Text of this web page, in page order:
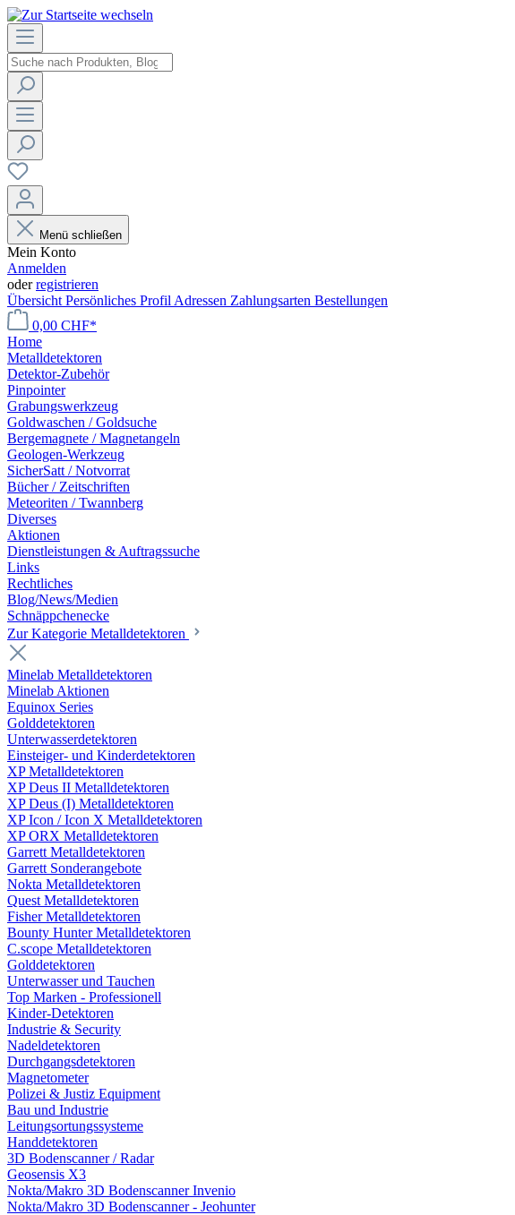
Menü schließen
Mein Konto
Anmelden
oderregistrieren
Übersicht Persönliches Profil Adressen Zahlungsarten Bestellungen
0,00 CHF*
Home
Metalldetektoren
Detektor-Zubehör
Pinpointer
Grabungswerkzeug
Goldwaschen / Goldsuche
Bergemagnete / Magnetangeln
Geologen-Werkzeug
SicherSatt / Notvorrat
Bücher / Zeitschriften
Meteoriten / Twannberg
Diverses
Aktionen
Dienstleistungen & Auftragssuche
Links
Rechtliches
Blog/News/Medien
Schnäppchenecke
Zur Kategorie Metalldetektoren
Minelab Metalldetektoren
Minelab Aktionen
Equinox Series
Golddetektoren
Unterwasserdetektoren
Einsteiger- und Kinderdetektoren
XP Metalldetektoren
XP Deus II Metalldetektoren
XP Deus (I) Metalldetektoren
XP Icon / Icon X Metalldetektoren
XP ORX Metalldetektoren
Garrett Metalldetektoren
Garrett Sonderangebote
Nokta Metalldetektoren
Quest Metalldetektoren
Fisher Metalldetektoren
Bounty Hunter Metalldetektoren
C.scope Metalldetektoren
Golddetektoren
Unterwasser und Tauchen
Top Marken - Professionell
Kinder-Detektoren
Industrie & Security
Nadeldetektoren
Durchgangsdetektoren
Magnetometer
Polizei & Justiz Equipment
Bau und Industrie
Leitungsortungssysteme
Handdetektoren
3D Bodenscanner / Radar
Geosensis X3
Nokta/Makro 3D Bodenscanner Invenio
Nokta/Makro 3D Bodenscanner - Jeohunter